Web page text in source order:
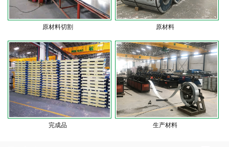
原材料切割 原材料
完成品 生产材料